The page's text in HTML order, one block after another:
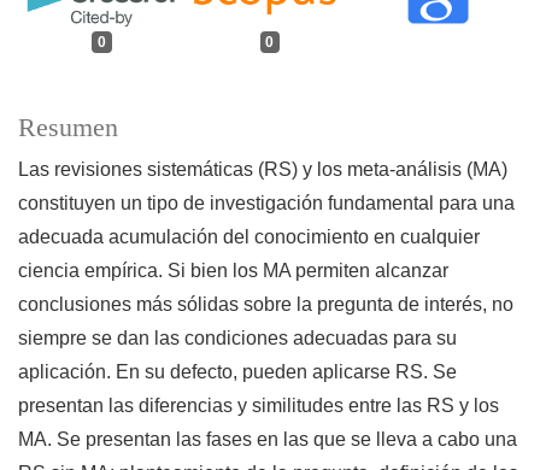
0 0
Resumen
Las revisiones sistemáticas (RS) y los meta-análisis (MA)
constituyen un tipo de investigación fundamental para una
adecuada acumulación del conocimiento en cualquier
ciencia empírica. Si bien los MA permiten alcanzar
conclusiones más sólidas sobre la pregunta de interés, no
siempre se dan las condiciones adecuadas para su
aplicación. En su defecto, pueden aplicarse RS. Se
presentan las diferencias y similitudes entre las RS y los
MA. Se presentan las fases en las que se lleva a cabo una